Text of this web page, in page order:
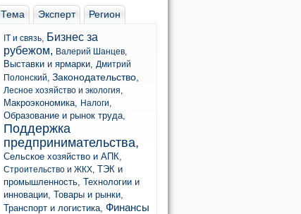
Тема Эксперт Регион
IT и связь, Бизнес за
рубежом, Валерий Шанцев,
Выставки и ярмарки, Дмитрий
Полонский, Законодательство,
Лесное хозяйство и экология,
Макроэкономика, Налоги,
Образование и рынок труда,
Поддержка
предпринимательства,
Сельское хозяйство и АПК,
Строительство и ЖКХ, ТЭК и
промышленность, Технологии и
инновации, Товары и рынки,
Транспорт и логистика, Финансы